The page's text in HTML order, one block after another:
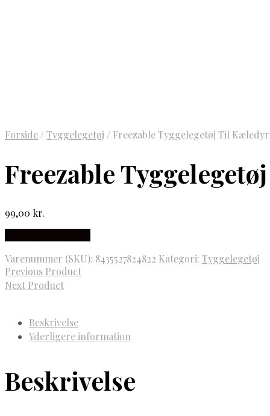
Forside / Tyggelegetøj / Freezable Tyggelegetøj Til
Freezable
99,00 kr.
Varenummer (SKU): 8435527824822 Kategori: Tyggelegetøj
Previous Product
Next Product
Beskrivelse
Yderligere information
Beskrivelse